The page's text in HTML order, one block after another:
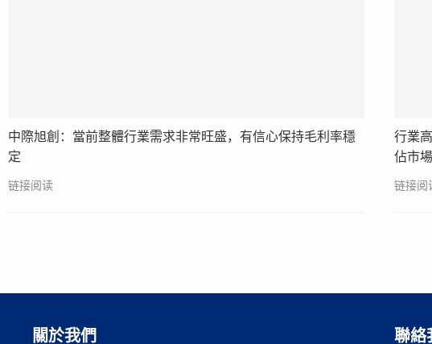
中際旭創：當前整體行業需求非常旺盛，有信心保持毛利率穩
定
链接阅读
行業
佔市
链接阅
關於我們 聯絡